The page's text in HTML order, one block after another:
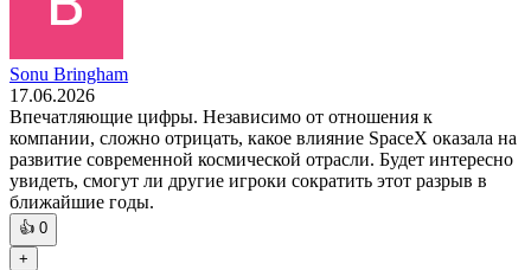
Sonu Bringham
17.06.2026
Впечатляющие цифры. Независимо от отношения к
компании, сложно отрицать, какое влияние SpaceX оказала на
развитие современной космической отрасли. Будет интересно
увидеть, смогут ли другие игроки сократить этот разрыв в
ближайшие годы.
👍 0
+